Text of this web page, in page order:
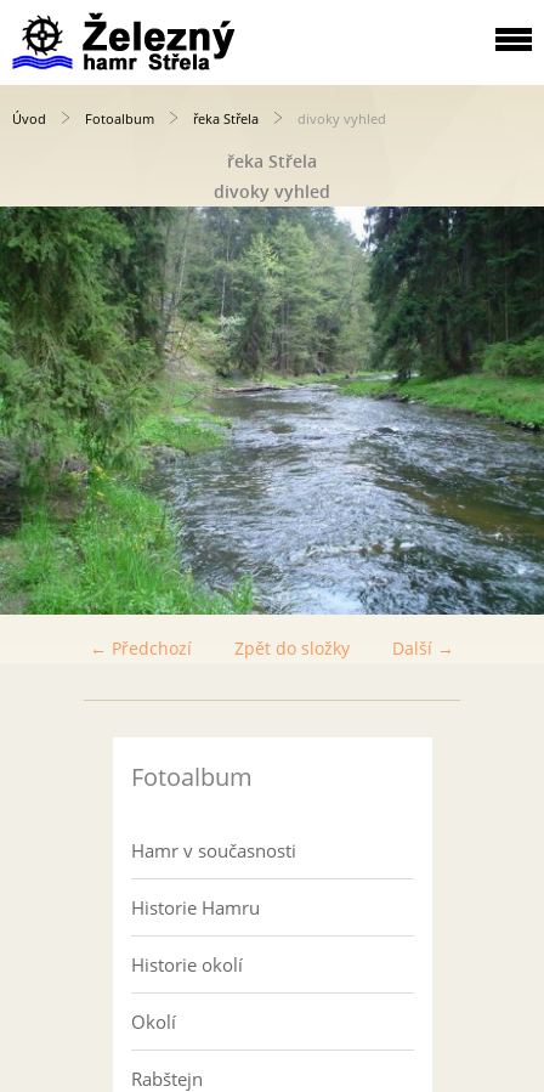
Úvod Fotoalbum řeka Střela divoky vyhled
řeka Střela
divoky vyhled
← Předchozí Další →
Zpět do složky
Fotoalbum
Hamr v současnosti
Historie Hamru
Historie okolí
Okolí
Rabštejn